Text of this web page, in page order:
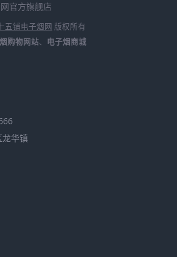
官方旗舰店
五铺电子烟网 版权所有
购物网站、 电子烟商城
龙华镇